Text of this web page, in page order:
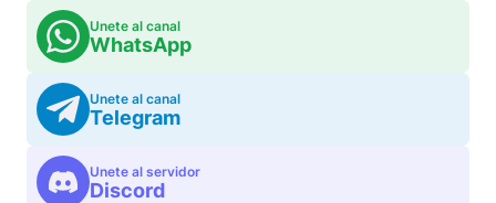
Unete al canal
WhatsApp
Unete al canal
Telegram
Unete al servidor
Discord